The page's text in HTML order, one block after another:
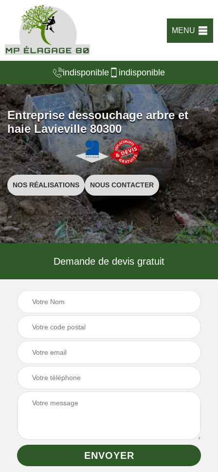
MENU
indisponible indisponible
Entreprise dessouchage arbre et
haie Lavieville 80300
NOS RÉALISATIONS NOUS CONTACTER
Demande de devis gratuit